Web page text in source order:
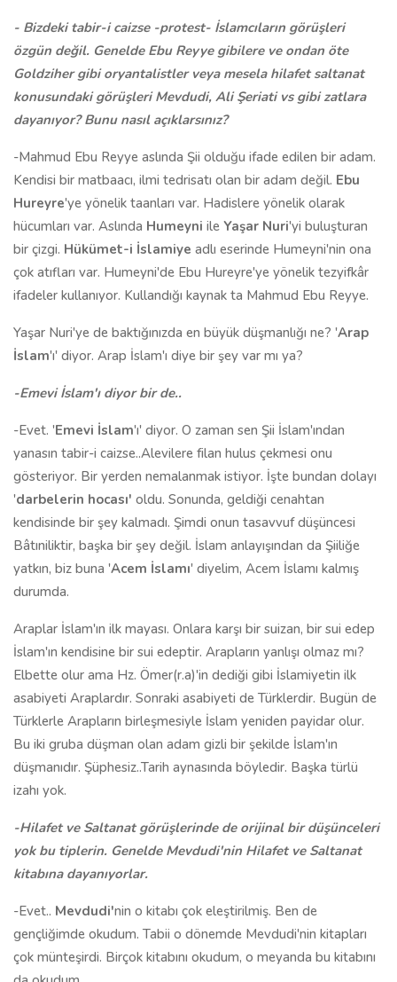
- Bizdeki tabir-i caizse -protest- İslamcıların görüşleri
özgün değil. Genelde Ebu Reyye gibilere ve ondan öte
Goldziher gibi oryantalistler veya mesela hilafet saltanat
konusundaki görüşleri Mevdudi, Ali Şeriati vs gibi zatlara
dayanıyor? Bunu nasıl açıklarsınız?
-Mahmud Ebu Reyye aslında Şii olduğu ifade edilen bir adam.
Kendisi bir matbaacı, ilmi tedrisatı olan bir adam değil. Ebu
Hureyre'ye yönelik taanları var. Hadislere yönelik olarak
hücumları var. Aslında Humeyni ile Yaşar Nuri'yi buluşturan
bir çizgi. Hükümet-i İslamiye adlı eserinde Humeyni'nin ona
çok atıfları var. Humeyni'de Ebu Hureyre'ye yönelik tezyifkâr
ifadeler kullanıyor. Kullandığı kaynak ta Mahmud Ebu Reyye.
Yaşar Nuri'ye de baktığınızda en büyük düşmanlığı ne? 'Arap
İslam'ı' diyor. Arap İslam'ı diye bir şey var mı ya?
-Emevi İslam'ı diyor bir de..
-Evet. 'Emevi İslam'ı' diyor. O zaman sen Şii İslam'ından
yanasın tabir-i caizse..Alevilere filan hulus çekmesi onu
gösteriyor. Bir yerden nemalanmak istiyor. İşte bundan dolayı
'darbelerin hocası' oldu. Sonunda, geldiği cenahtan
kendisinde bir şey kalmadı. Şimdi onun tasavvuf düşüncesi
Bâtıniliktir, başka bir şey değil. İslam anlayışından da Şiiliğe
yatkın, biz buna 'Acem İslamı' diyelim, Acem İslamı kalmış
durumda.
Araplar İslam'ın ilk mayası. Onlara karşı bir suizan, bir sui edep
İslam'ın kendisine bir sui edeptir. Arapların yanlışı olmaz mı?
Elbette olur ama Hz. Ömer(r.a)'in dediği gibi İslamiyetin ilk
asabiyeti Araplardır. Sonraki asabiyeti de Türklerdir. Bugün de
Türklerle Arapların birleşmesiyle İslam yeniden payidar olur.
Bu iki gruba düşman olan adam gizli bir şekilde İslam'ın
düşmanıdır. Şüphesiz..Tarih aynasında böyledir. Başka türlü
izahı yok.
-Hilafet ve Saltanat görüşlerinde de orijinal bir düşünceleri
yok bu tiplerin. Genelde Mevdudi'nin Hilafet ve Saltanat
kitabına dayanıyorlar.
-Evet.. Mevdudi'nin o kitabı çok eleştirilmiş. Ben de
gençliğimde okudum. Tabii o dönemde Mevdudi'nin kitapları
çok münteşirdi. Birçok kitabını okudum, o meyanda bu kitabını